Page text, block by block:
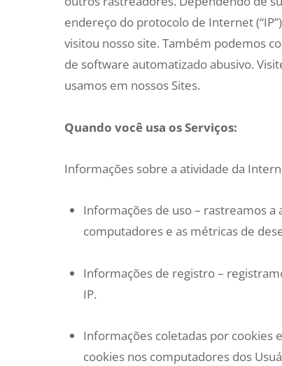
endereço do protocolo de Internet
visitou nosso site. Também podemos
de software automatizado abusivo.
usamos em nossos Sites.
Quando você usa os Serviços:
Informações sobre a atividade da
Informações de uso – rastreamos a
computadores e as métricas de
Informações de registro –
IP.
Informações coletadas por cookies
cookies nos computadores dos